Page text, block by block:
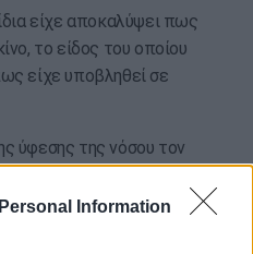
Information
είχε αποκαλύψει πως
το είδος του οποίου
είχε υποβληθεί σε
ύφεσης της νόσου τον